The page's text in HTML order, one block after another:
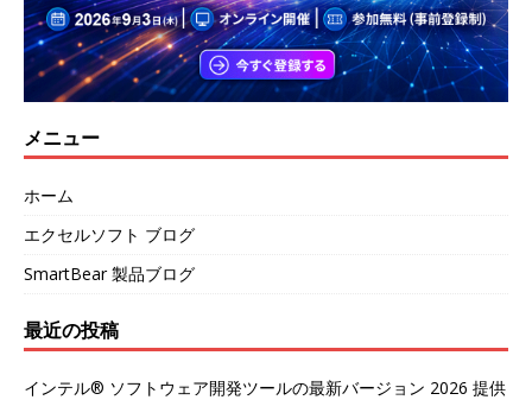
メニュー
ホーム
エクセルソフト ブログ
SmartBear 製品ブログ
最近の投稿
インテル® ソフトウェア開発ツールの最新バージョン 2026 提供